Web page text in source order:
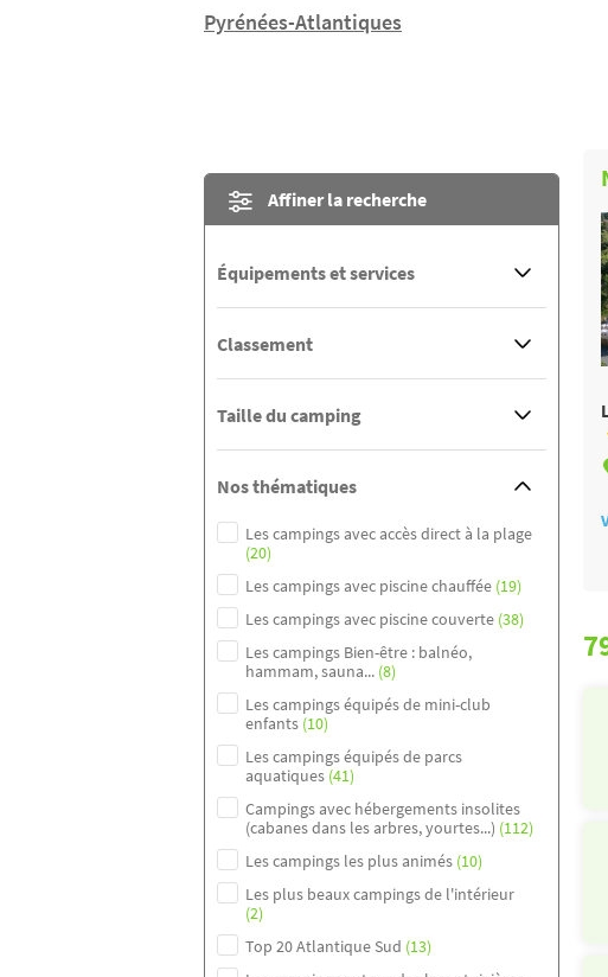
Pyrénées-Atlantiques
Affiner la recherche
Équipements et services
Classement
Taille du camping
Nos thématiques
Les campings avec accès direct à la plage
(20)
Les campings avec piscine chauffée (19)
Les campings avec piscine couverte (38)
Les campings Bien-être : balnéo,
hammam, sauna... (8)
Les campings équipés de mini-club
enfants (10)
Les campings équipés de parcs
aquatiques (41)
Campings avec hébergements insolites
(cabanes dans les arbres, yourtes...) (112)
Les campings les plus animés (10)
Les plus beaux campings de l'intérieur
(2)
Top 20 Atlantique Sud (13)